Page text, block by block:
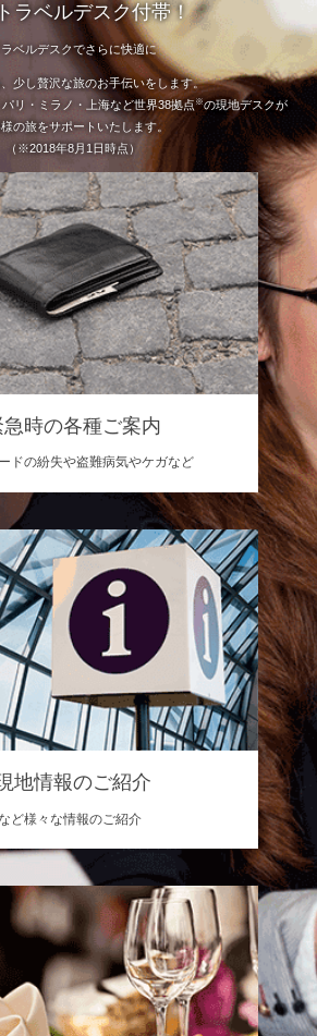
ラベルデスク付帯！
ラベルデスクでさらに快適に
少し贅沢な旅のお手伝いをします。
リ・ミラノ・上海など世界38拠点※の現地デスクが
の旅をサポートいたします。
（※2018年8月1日時点）
急時の各種ご案内
ドの紛失や盗難病気やケガなど
地情報のご紹介
ど様々な情報のご紹介